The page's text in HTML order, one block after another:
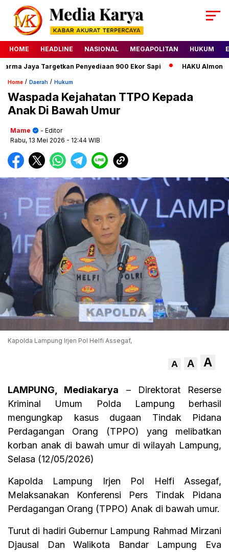
HOME HEADLINE NASIONAL MEGAPOLITAN HUKUM
Jaya Targetkan Penyediaan 900 Ekor Sapi HAKU Almond
Home / Daerah / Hukum
Waspada Kejahatan TTPO Kepada
Anak Di Bawah Umur
Mame
- Editor
Rabu, 13 Mei 2026 - 12:44 WIB
Kapolda Lampung Irjen Pol Helfi Assegaf,
A A A
LAMPUNG, Mediakarya – Direktorat Reserse
Kriminal Umum Polda Lampung berhasil
mengungkap kasus dugaan Tindak Pidana
Perdagangan Orang (TPPO) yang melibatkan
korban anak di bawah umur di wilayah Lampung,
Selasa (12/05/2026)
Kapolda Lampung Irjen Pol Helfi Assegaf,
Melaksanakan Konferensi Pers Tindak Pidana
Perdagangan Orang (TPPO) Anak di bawah umur.
Turut di hadiri Gubernur Lampung Rahmad Mirzani
Djausal Dan Walikota Bandar Lampung Eva